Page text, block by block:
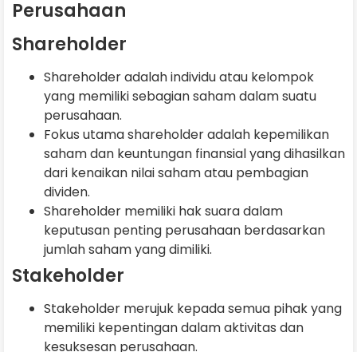
Perusahaan
Shareholder
Shareholder adalah individu atau kelompok
yang memiliki sebagian saham dalam suatu
perusahaan.
Fokus utama shareholder adalah kepemilikan
saham dan keuntungan finansial yang dihasilkan
dari kenaikan nilai saham atau pembagian
dividen.
Shareholder memiliki hak suara dalam
keputusan penting perusahaan berdasarkan
jumlah saham yang dimiliki.
Stakeholder
Stakeholder merujuk kepada semua pihak yang
memiliki kepentingan dalam aktivitas dan
kesuksesan perusahaan.